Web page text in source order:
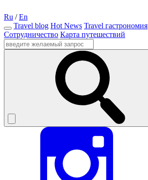
Ru /En
Travel blog Hot News Travel гастрономия
Сотрудничество Карта путешествий